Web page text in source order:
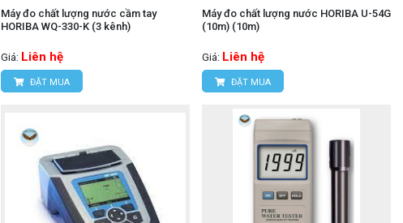
Máy đo chất lượng nước cầm tay
HORIBA WQ-330-K (3 kênh)
Giá: Liên hệ
ĐẶT MUA
Máy đo chất lượng nước HORIBA U-54G
(10m) (10m)
Giá: Liên hệ
ĐẶT MUA